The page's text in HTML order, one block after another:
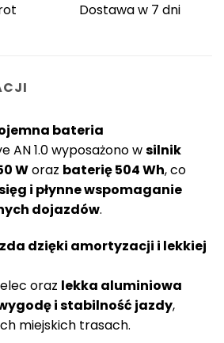
Dostawa w 7 dni
bateria
AN 1.0 wyposażono wsilnik
Woraz baterię 504 Wh, co
i płynne wspomaganie
dojazdów.
dzięki amortyzacji i lekkiej
oraz lekka aluminiowa
i stabilność jazdy,
miejskich trasach.